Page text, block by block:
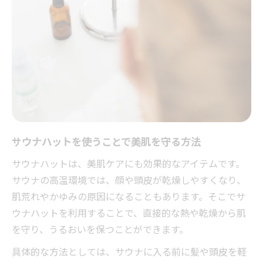
サウナハットを使うことで美肌を守る方法
サウナハットは、美肌ケアにも効果的なアイテムです。
サウナの高温環境では、顔や頭皮が乾燥しやすくなり、
肌荒れやかゆみの原因になることもあります。そこでサ
ウナハットを利用することで、直接的な熱や乾燥から肌
を守り、うるおいを保つことができます。
具体的な方法としては、サウナに入る前に髪や頭皮を軽